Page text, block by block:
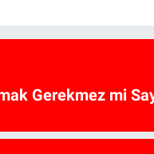
Gerekmez mi